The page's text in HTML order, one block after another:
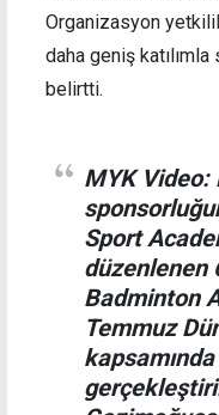
Organizasyon
daha geniş
belirtti.
MYK Video:
Sport
düzenlenen
Badminton
Temmuz